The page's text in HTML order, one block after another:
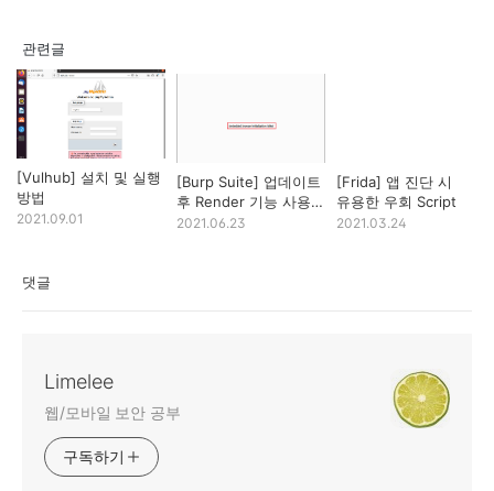
관련글
[Vulhub] 설치 및 실행
방법
2021.09.01
[Burp Suite] 업데이트
후 Render 기능 사용
시 Embedded
2021.06.23
[Frida] 앱 진단 시
유용한 우회 Script
2021.03.24
댓글
Limelee
웹/모바일 보안 공부
구독하기